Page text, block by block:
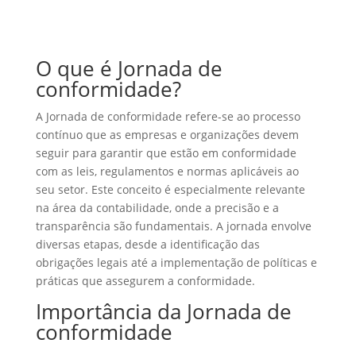
O que é Jornada de
conformidade?
A Jornada de conformidade refere-se ao processo
contínuo que as empresas e organizações devem
seguir para garantir que estão em conformidade
com as leis, regulamentos e normas aplicáveis ao
seu setor. Este conceito é especialmente relevante
na área da contabilidade, onde a precisão e a
transparência são fundamentais. A jornada envolve
diversas etapas, desde a identificação das
obrigações legais até a implementação de políticas e
práticas que assegurem a conformidade.
Importância da Jornada de
conformidade